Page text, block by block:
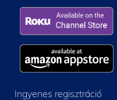
Ingyenes regisztráció